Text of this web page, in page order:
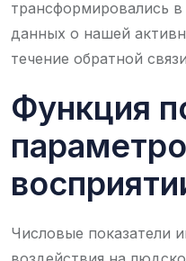
трансформировались
данных о нашей
течение обратной
Функция
Числовые показатели